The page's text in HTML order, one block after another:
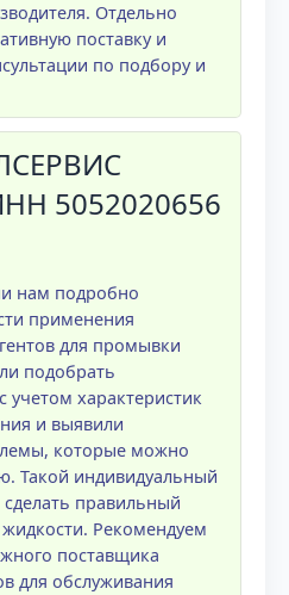
Отдельно
поставку и
по подбору и
5052020656
нам подробно
применения
для промывки
подобрать
учетом характеристик
и выявили
которые можно
Такой индивидуальный
правильный
Рекомендуем
поставщика
для обслуживания